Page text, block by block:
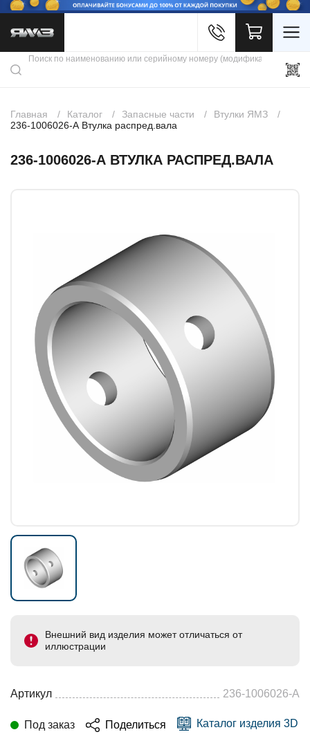
Каталог продукции
Скидки
Контакты
Главная Каталог Запасные части
Втулки ЯМЗ
236-1006026-А Втулка распред.вала
236-1006026-А ВТУЛКА РАСПРЕД.ВАЛА
Внешний вид изделия может отличаться от
иллюстрации
Артикул 236-1006026-А
Под заказ Поделиться Каталог изделия 3D